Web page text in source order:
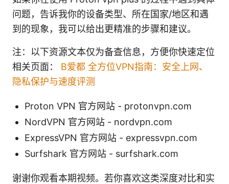
问题，告诉我你的设备类型、所在国家/地区和遇
到的现象，我可以给出更精准的步骤和建议。
注：以下资源文本仅为备查信息，方便你快速定位
相关页面： B爱都 全方位VPN指南：安全上网、
隐私保护与速度评测
Proton VPN 官方网站 - protonvpn.com
NordVPN 官方网站 - nordvpn.com
ExpressVPN 官方网站 - expressvpn.com
Surfshark 官方网站 - surfshark.com
谢谢你观看本期视频。若你喜欢这类深度对比和实